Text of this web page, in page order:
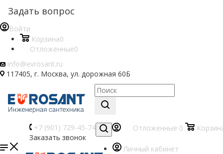
Задать вопрос
Войти
Корзина0
Отложенные0
info@evrosant.ru
117405, г. Москва, ул. дорожная 60Б
+7 (901) 729-45-74
Заказать звонок
Отложенные 0
Личный кабинет